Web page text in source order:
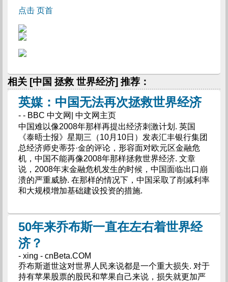
点击 页首
相关 [中国 拯救 世界经济] 推荐：
英媒：中国无法再次拯救世界经济
- - BBC 中文网| 中文网主页
中国难以像2008年那样再提出经济刺激计划. 英国
《泰晤士报》星期三（10月10日）发表汇丰银行集团
总经济师史蒂芬·金的评论，形容面对欧元区金融危
机，中国不能再像2008年那样拯救世界经济. 文章
说，2008年末金融危机发生的时候，中国面临出口崩
溃的严重威胁. 在那样的情况下，中国采取了削减利率
和大规模增加基础建设投资的措施.
50年来乔布斯一直在左右着世界经
济？
- xing - cnBeta.COM
乔布斯逝世这对世界人民来说都是一个重大损失. 对于
持有苹果股票的股民和苹果自己来说，损失就更加严